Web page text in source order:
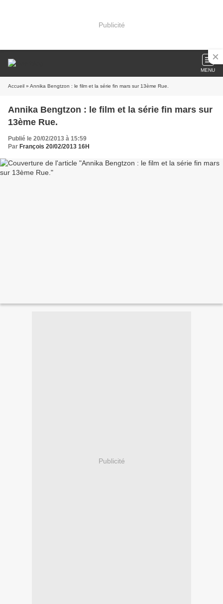
Publicité
MENU
Accueil » Annika Bengtzon : le film et la série fin mars sur 13ème Rue.
Annika Bengtzon : le film et la série fin mars sur
13ème Rue.
Publié le 20/02/2013 à 15:59
Par François 20/02/2013 16H
Publicité